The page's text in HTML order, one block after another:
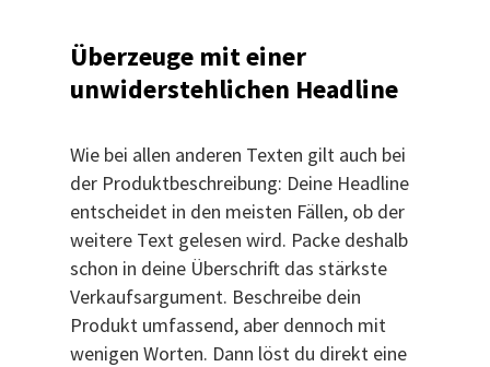
Überzeuge mit einer
unwiderstehlichen Headline
Wie bei allen anderen Texten gilt auch bei
der Produktbeschreibung: Deine Headline
entscheidet in den meisten Fällen, ob der
weitere Text gelesen wird. Packe deshalb
schon in deine Überschrift das stärkste
Verkaufsargument. Beschreibe dein
Produkt umfassend, aber dennoch mit
wenigen Worten. Dann löst du direkt eine